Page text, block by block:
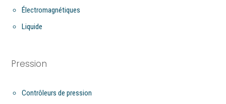
Électromagnétiques
Liquide
Pression
Contrôleurs de pression